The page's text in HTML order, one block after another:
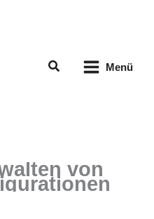
Suchen Menü
von